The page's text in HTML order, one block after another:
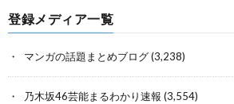
登録メディア一覧
マンガの話題まとめブログ(3,238)
乃木坂46芸能まるわかり速報 (3,554)